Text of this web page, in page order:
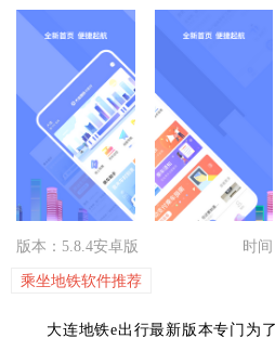
版本：5.8.4安卓版 时间
乘坐地铁软件推荐
大连地铁e出行最新版本专门为